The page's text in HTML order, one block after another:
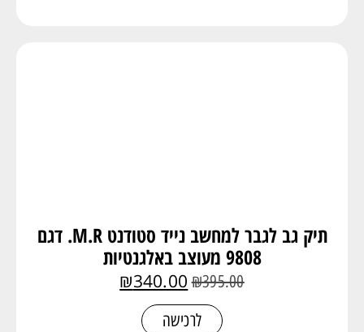
תיק גב לגבר למחשב נייד סטודנט M.R. דגם
9808 מעוצב באלגנטיות
₪395.00
₪340.00
לרכישה